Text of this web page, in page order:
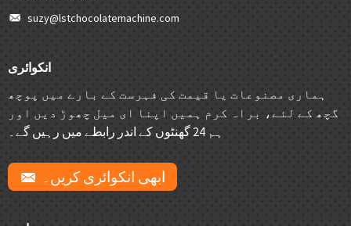
suzy@lstchocolatemachine.com
انکوائری
ہماری مصنوعات یا قیمت کی فہرست کے بارے میں پوچھ
گچھ کے لئے، براہ کرم ہمیں اپنا ای میل چھوڑ دیں اور
ہم 24 گھنٹوں کے اندر رابطے میں رہیں گے۔
ابھی انکوائری کریں۔